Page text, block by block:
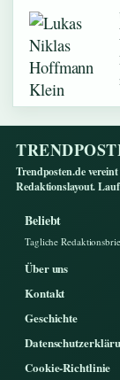
Trendposten.de
Redaktionslayout.
Beliebt
Tagliche
Über uns
Kontakt
Geschichte
Cookie-Richtlinie